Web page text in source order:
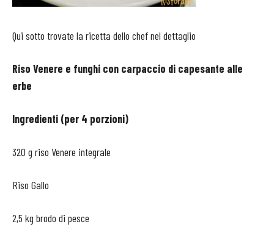
Qui sotto trovate la ricetta dello chef nel dettaglio
Riso Venere e funghi con carpaccio di capesante alle
erbe
Ingredienti (per 4 porzioni)
320 g riso Venere integrale
Riso Gallo
2,5 kg brodo di pesce